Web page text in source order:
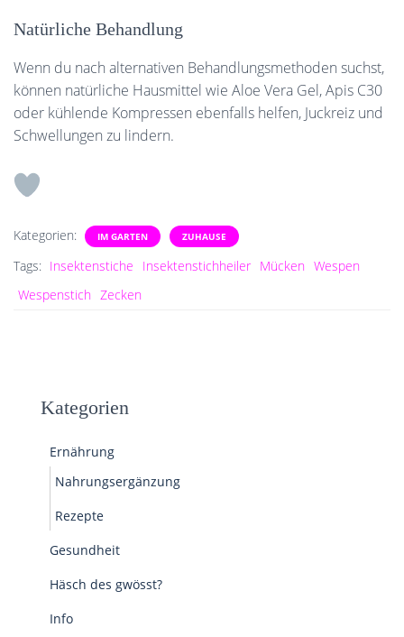
Natürliche Behandlung
Wenn du nach alternativen Behandlungsmethoden suchst,
können natürliche Hausmittel wie Aloe Vera Gel, Apis C30
oder kühlende Kompressen ebenfalls helfen, Juckreiz und
Schwellungen zu lindern.
Kategorien: IM GARTEN ZUHAUSE
Tags: Insektenstiche Insektenstichheiler Mücken Wespen
Wespenstich Zecken
Kategorien
Ernährung
Nahrungsergänzung
Rezepte
Gesundheit
Häsch des gwösst?
Info